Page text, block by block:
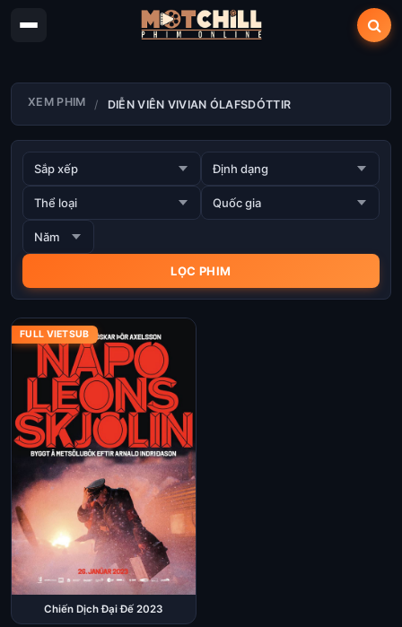
XEM PHIM DIỄN VIÊN VIVIAN ÓLAFSDÓTTIR
FULL VIETSUB
Chiến Dịch Đại Đế 2023